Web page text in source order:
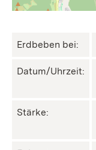
Erdbeben bei:
Datum/Uhrzeit:
Stärke: